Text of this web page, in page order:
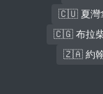
🇨🇺 夏灣
🇨🇬 布拉
🇿🇦 約翰